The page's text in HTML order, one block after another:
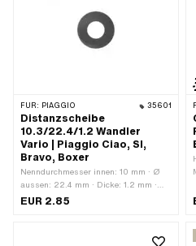
FÜR: PIAGGIO 35601
Distanzscheibe
10.3/22.4/1.2 Wandler
Vario | Piaggio Ciao, SI,
Bravo, Boxer
Nenndurchmesser innen: 10 mm · Ø
aussen: 22.4 mm · Dicke: 1.2 mm ·
Material: Stahl · Oberfläche: brüniert ·
EUR 2.85